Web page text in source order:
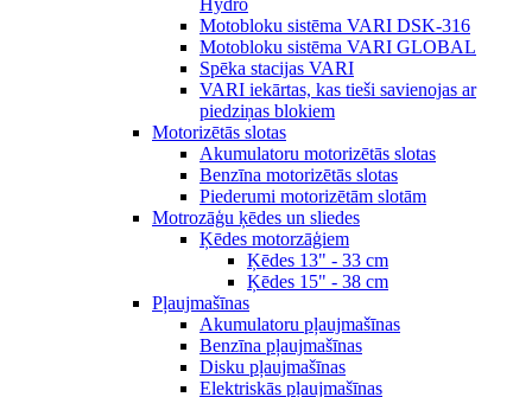
Hydro
Motobloku sistēma VARI DSK-316
Motobloku sistēma VARI GLOBAL
Spēka stacijas VARI
VARI iekārtas, kas tieši savienojas ar
piedziņas blokiem
Motorizētās slotas
Akumulatoru motorizētās slotas
Benzīna motorizētās slotas
Piederumi motorizētām slotām
Motrozāģu ķēdes un sliedes
Ķēdes motorzāģiem
Ķēdes 13" - 33 cm
Ķēdes 15" - 38 cm
Pļaujmašīnas
Akumulatoru pļaujmašīnas
Benzīna pļaujmašīnas
Disku pļaujmašīnas
Elektriskās pļaujmašīnas